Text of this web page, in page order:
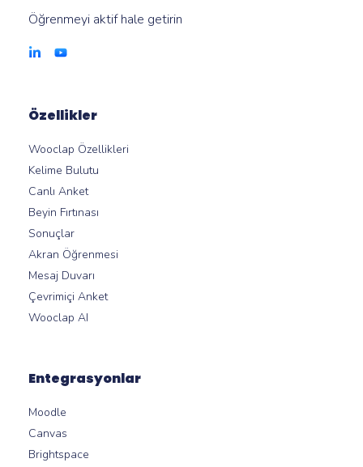
Öğrenmeyi aktif hale getirin
Özellikler
Wooclap Özellikleri
Kelime Bulutu
Canlı Anket
Beyin Fırtınası
Sonuçlar
Akran Öğrenmesi
Mesaj Duvarı
Çevrimiçi Anket
Wooclap AI
Entegrasyonlar
Moodle
Canvas
Brightspace